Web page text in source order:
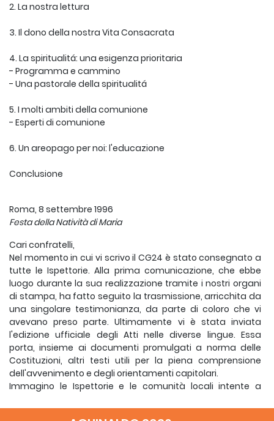
2. La nostra lettura
3. Il dono della nostra Vita Consacrata
4. La spiritualitá: una esigenza prioritaria
- Programma e cammino
- Una pastorale della spiritualitá
5. I molti ambiti della comunione
- Esperti di comunione
6. Un areopago per noi: l'educazione
Conclusione
Roma, 8 settembre 1996
Festa della Natività di Maria
Cari confratelli,
Nel momento in cui vi scrivo il CG24 è stato consegnato a
tutte le Ispettorie. Alla prima comunicazione, che ebbe
luogo durante la sua realizzazione tramite i nostri organi
di stampa, ha fatto seguito la trasmissione, arricchita da
una singolare testimonianza, da parte di coloro che vi
avevano preso parte. Ultimamente vi è stata inviata
l'edizione ufficiale degli Atti nelle diverse lingue. Essa
porta, insieme ai documenti promulgati a norma delle
Costituzioni, altri testi utili per la piena comprensione
dell'avvenimento e degli orientamenti capitolari.
Immagino le Ispettorie e le comunità locali intente a
documento offre riguardo alla partecipazione dei laici